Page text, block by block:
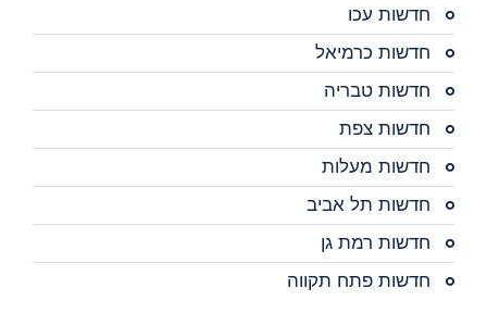
חדשות עכו
חדשות כרמיאל
חדשות טבריה
חדשות צפת
חדשות מעלות
חדשות תל אביב
חדשות רמת גן
חדשות פתח תקווה